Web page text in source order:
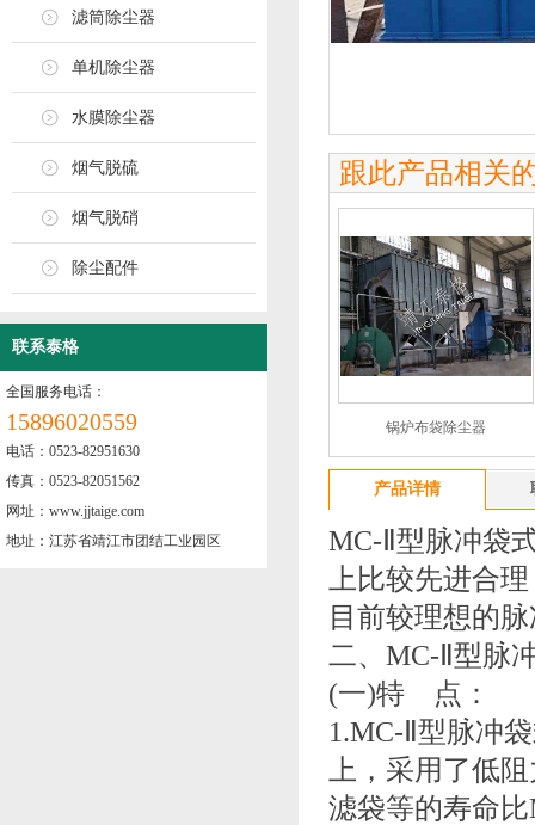
滤筒除尘器
单机除尘器
水膜除尘器
烟气脱硫
烟气脱硝
除尘配件
联系泰格
全国服务电话：
15896020559
电话：0523-82951630
传真：0523-82051562
网址：www.jjtaige.com
地址：江苏省靖江市团结工业园区
跟此产品相关
锅炉布袋除尘器
产品详情
MC-Ⅱ型脉冲袋
上比较先进合
目前较理想的
二、MC-Ⅱ型脉
(一)特 点：
1.MC-Ⅱ型脉冲
上，采用了低
滤袋等的寿命